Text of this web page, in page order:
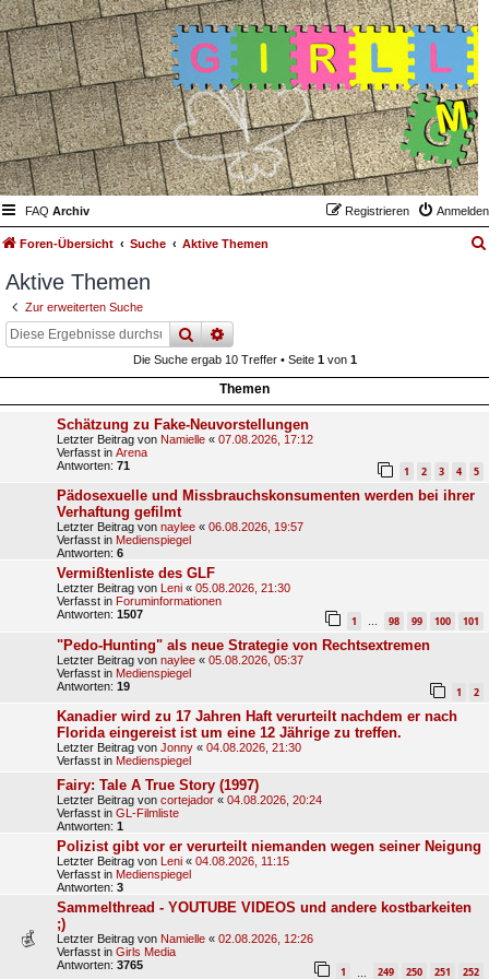
FAQ Archiv Anmelden
Registrieren
Foren-Übersicht Suche Aktive Themen
Aktive Themen
Zur erweiterten Suche
sucheerweiterte
Die Suche ergab 10 Treffer • Seite 1von 1
Themen
Schätzung zu Fake-Neuvorstellungen
Letzter Beitrag von Namielle « 07.08.2026, 17:12
Verfasst in Arena
Antworten: 71 1 2 3 4 5
Pädosexuelle und Missbrauchskonsumenten werden bei ihrer
Verhaftung gefilmt
Letzter Beitrag von naylee « 06.08.2026, 19:57
Verfasst in Medienspiegel
Antworten: 6
Vermißtenliste des GLF
Letzter Beitrag von Leni « 05.08.2026, 21:30
Verfasst in Foruminformationen
Antworten: 1507 1 … 98 99 100 101
"Pedo-Hunting" als neue Strategie von Rechtsextremen
Letzter Beitrag von naylee « 05.08.2026, 05:37
Verfasst in Medienspiegel
Antworten: 19 1 2
Kanadier wird zu 17 Jahren Haft verurteilt nachdem er nach
Florida eingereist ist um eine 12 Jährige zu treffen.
Letzter Beitrag von Jonny « 04.08.2026, 21:30
Verfasst in Medienspiegel
Fairy: Tale A True Story (1997)
Letzter Beitrag von cortejador « 04.08.2026, 20:24
Verfasst in GL-Filmliste
Antworten: 1
Polizist gibt vor er verurteilt niemanden wegen seiner Neigung
Letzter Beitrag von Leni « 04.08.2026, 11:15
Verfasst in Medienspiegel
Antworten: 3
Sammelthread - YOUTUBE VIDEOS und andere kostbarkeiten
;)
Letzter Beitrag von Namielle « 02.08.2026, 12:26
Verfasst in Girls Media
Antworten: 3765 1 249 250 251 252